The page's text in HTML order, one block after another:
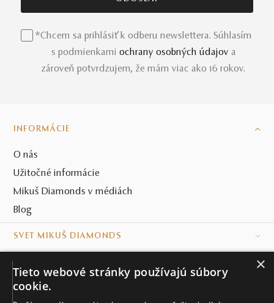
*Chcem sa prihlásiť k odberu newslettera. Súhlasím
s podmienkami ochrany osobných údajov a
zároveň potvrdzujem, že mám viac ako 16 rokov.
INFORMÁCIE
O nás
Užitočné informácie
Mikuš Diamonds v médiách
Blog
SVET MIKUŠ DIAMONDS
KONTAKT
×
Tieto webové stránky používajú súbory
cookie.